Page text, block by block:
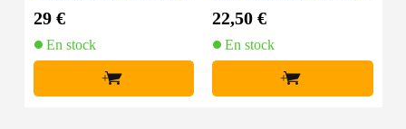
29 €
En stock
+
22,50 €
En stock
+